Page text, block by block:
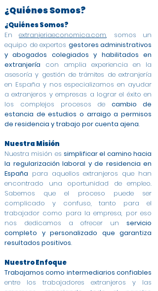
¿Quiénes Somos?
¿Quiénes Somos?
Enextranjeriaeconomica.com, somos un
equipo de expertos gestores administrativos
y abogados colegiados y habilitados en
extranjería con amplia experiencia en la
asesoría y gestión de trámites de extranjería
en España y nos especializamos en ayudar
a extranjeros y empresas a lograr el éxito en
los complejos procesos decambio de
estancia de estudios o arraigo a permisos
de residencia y trabajo por cuenta ajena.
Nuestra Misión
Nuestra misión es simplificar el camino hacia
la regularización laboral y de residencia en
España para aquellos extranjeros que han
encontrado una oportunidad de empleo.
Sabemos que el proceso puede ser
complicado y confuso, tanto para el
trabajador como para la empresa, por eso
nos dedicamos a ofrecer un servicio
completo y personalizado que garantiza
resultados positivos.
Nuestro Enfoque
Trabajamos como intermediarios confiables
entre los trabajadores extranjeros y las